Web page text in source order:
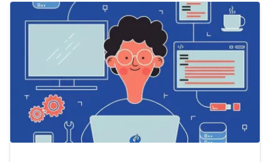
создавать приложения быстрее и проще, чем при
традиционной разработке. Они предназначены
для ускорения процесса создания ПО,
уменьшения